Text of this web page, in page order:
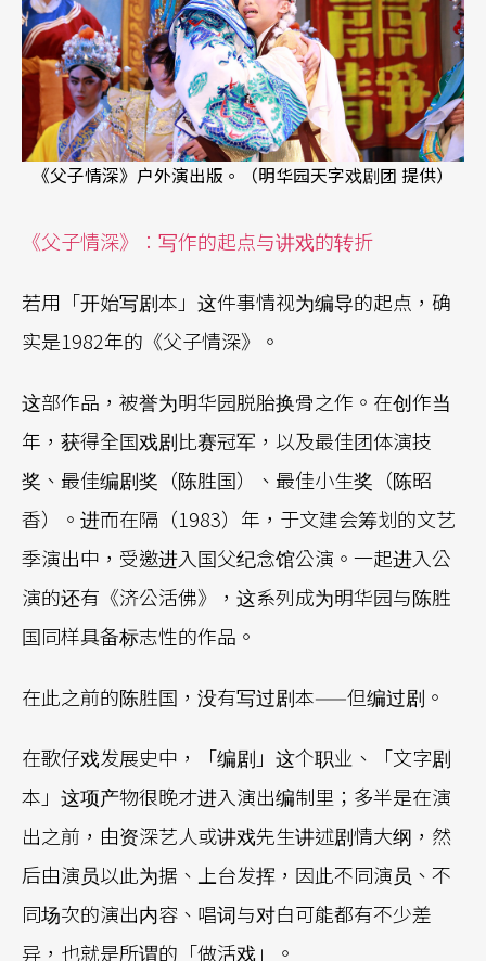
《父子情深》户外演出版。（明华园天字戏剧团 提供）
《父子情深》：写作的起点与讲戏的转折
若用「开始写剧本」这件事情视为编导的起点，确
实是1982年的《父子情深》。
这部作品，被誉为明华园脱胎换骨之作。在创作当
年，获得全国戏剧比赛冠军，以及最佳团体演技
奖、最佳编剧奖（陈胜国）、最佳小生奖（陈昭
香）。进而在隔（1983）年，于文建会筹划的文艺
季演出中，受邀进入国父纪念馆公演。一起进入公
演的还有《济公活佛》，这系列成为明华园与陈胜
国同样具备标志性的作品。
在此之前的陈胜国，没有写过剧本——但编过剧。
在歌仔戏发展史中，「编剧」这个职业、「文字剧
本」这项产物很晚才进入演出编制里；多半是在演
出之前，由资深艺人或讲戏先生讲述剧情大纲，然
后由演员以此为据、上台发挥，因此不同演员、不
同场次的演出内容、唱词与对白可能都有不少差
异，也就是所谓的「做活戏」。